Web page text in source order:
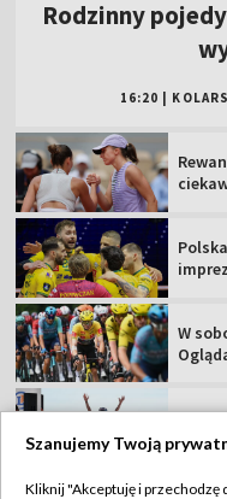
W
Popis
Szanujemy Twoją
Kliknij "Akceptuję i przechodzę